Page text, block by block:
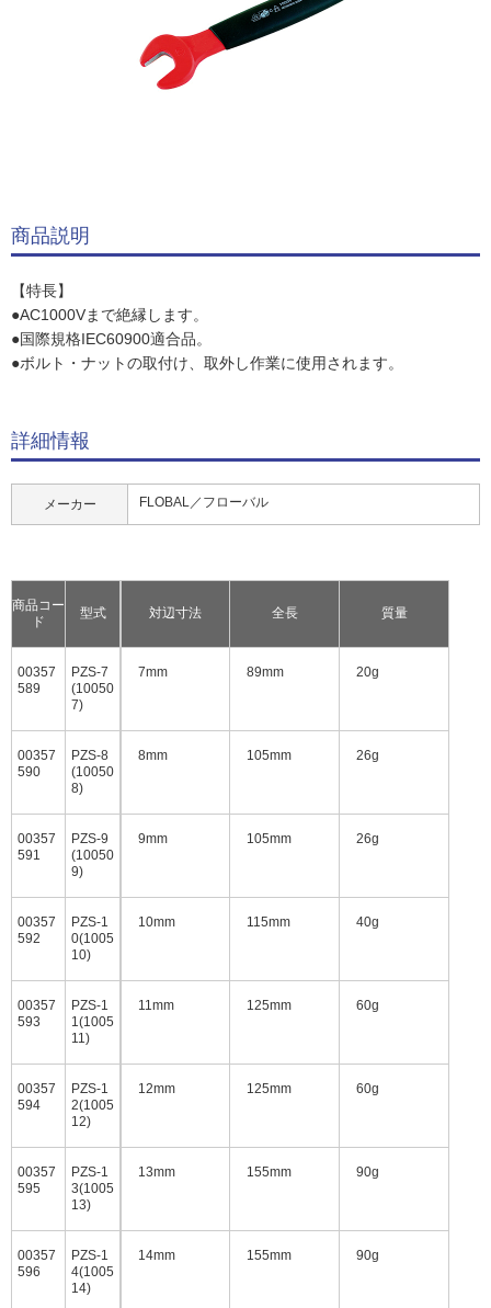
商品説明
【特長】
●AC1000Vまで絶縁します。
●国際規格IEC60900適合品。
●ボルト・ナットの取付け、取外し作業に使用されます。
詳細情報
メーカー FLOBAL／フローバル
商品コー
ド
型式
00357
589
PZS-7
(10050
7)
00357
590
PZS-8
(10050
8)
00357
591
PZS-9
(10050
9)
00357
592
PZS-1
0(1005
10)
00357
593
PZS-1
1(1005
11)
00357
594
PZS-1
2(1005
12)
00357
595
PZS-1
3(1005
13)
00357
596
PZS-1
4(1005
14)
対辺寸法 全長 質量
7mm 89mm 20g
8mm 105mm 26g
9mm 105mm 26g
10mm 115mm 40g
11mm 125mm 60g
12mm 125mm 60g
13mm 155mm 90g
14mm 155mm 90g